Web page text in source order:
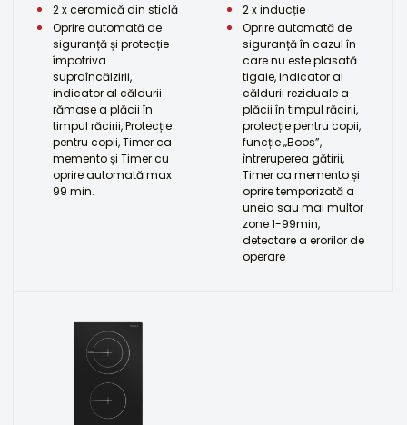
2 x ceramică din sticlă
Oprire automată de
siguranță și protecție
împotriva
supraîncălzirii,
indicator al căldurii
rămase a plăcii în
timpul răcirii, Protecție
pentru copii, Timer ca
memento și Timer cu
oprire automată max
99 min.
2 x inducție
Oprire automată de
siguranță în cazul în
care nu este plasată
tigaie, indicator al
căldurii reziduale a
plăcii în timpul răcirii,
protecție pentru copii,
funcție „Boos”,
întreruperea gătirii,
Timer ca memento și
oprire temporizată a
uneia sau mai multor
zone 1-99min,
detectare a erorilor de
operare